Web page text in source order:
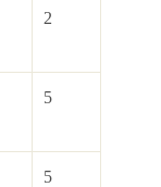
2
5
5